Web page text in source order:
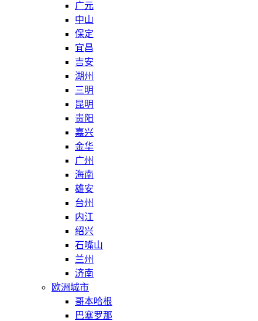
广元
中山
保定
宜昌
吉安
湖州
三明
昆明
贵阳
嘉兴
金华
广州
海南
雄安
台州
内江
绍兴
石嘴山
兰州
济南
欧洲城市
哥本哈根
巴塞罗那